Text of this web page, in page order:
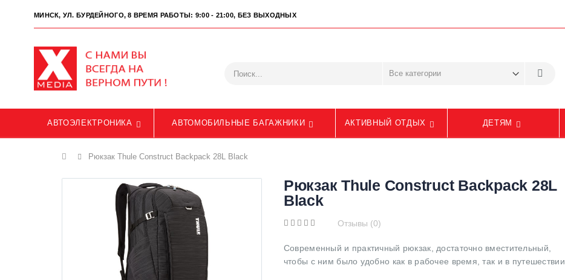
МИНСК, УЛ. БУРДЕЙНОГО, 8 ВРЕМЯ РАБОТЫ: 9:00 - 21:00, БЕЗ ВЫХОДНЫХ
АВТОЭЛЕКТРОНИКА АВТОМОБИЛЬНЫЕ БАГАЖНИКИ АКТИВНЫЙ ОТДЫХ ДЕТЯМ
Главная
Рюкзак Thule Construct Backpack 28L Black
Рюкзак Thule Construct Backpack 28L
Black
Отзывы (0)
Современный и практичный рюкзак, достаточно вместительный,
чтобы с ним было удобно как в рабочее время, так и в путешествии.